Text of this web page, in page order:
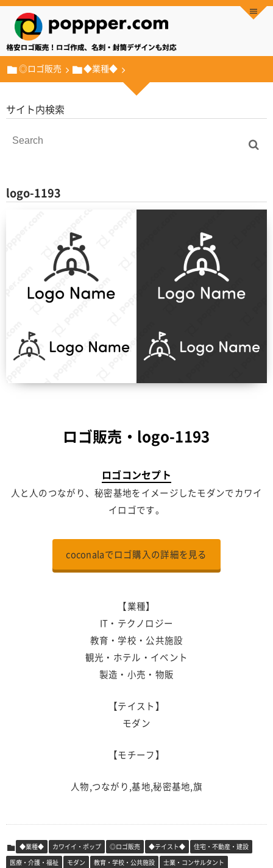
◎ロゴ販売 ◆業種◆
サイト内検索
logo-1193
ロゴ販売・logo-1193
ロゴコンセプト
人と人のつながり、秘密基地をイメージしたモダンでカワイ
イロゴです。
coconalaでロゴ購入の詳細を見る
【業種】
IT・テクノロジー
教育・学校・公共施設
観光・ホテル・イベント
製造・小売・物販
【テイスト】
モダン
【モチーフ】
人物,つながり,基地,秘密基地,旗
◆業種◆ カワイイ・ポップ ◎ロゴ販売 ◆テイスト◆
住宅・不動産・建設
医療・介護・福祉
モダン 教育・学校・公共施設
士業・コンサルタント